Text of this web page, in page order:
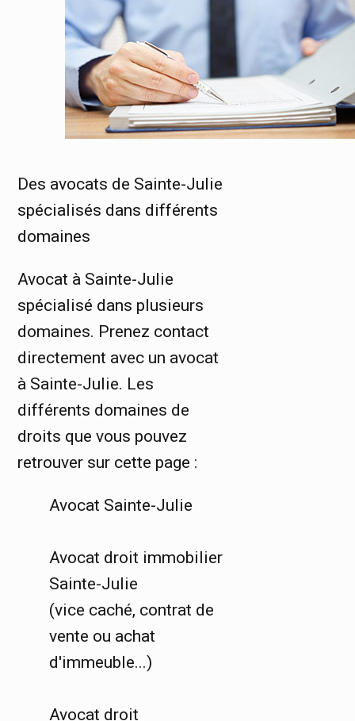
Des avocats de Sainte-Julie
spécialisés dans différents
domaines
Avocat à Sainte-Julie
spécialisé dans plusieurs
domaines. Prenez contact
directement avec un avocat
à Sainte-Julie. Les
différents domaines de
droits que vous pouvez
retrouver sur cette page :
Avocat Sainte-Julie
Avocat droit immobilier
Sainte-Julie
(vice caché, contrat de
vente ou achat
d'immeuble...)
Avocat droit